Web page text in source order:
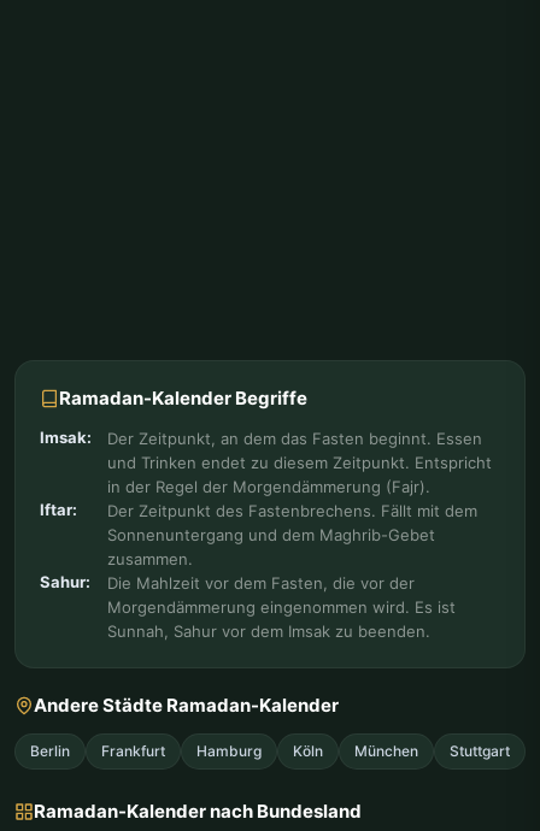
Ramadan-Kalender Begriffe
Imsak:
Der Zeitpunkt, an dem das Fasten beginnt. Essen
und Trinken endet zu diesem Zeitpunkt. Entspricht
in der Regel der Morgendämmerung (Fajr).
Iftar:
Der Zeitpunkt des Fastenbrechens. Fällt mit dem
Sonnenuntergang und dem Maghrib-Gebet
zusammen.
Sahur:
Die Mahlzeit vor dem Fasten, die vor der
Morgendämmerung eingenommen wird. Es ist
Sunnah, Sahur vor dem Imsak zu beenden.
Andere Städte Ramadan-Kalender
Berlin Frankfurt Hamburg Köln München Stuttgart
Ramadan-Kalender nach Bundesland